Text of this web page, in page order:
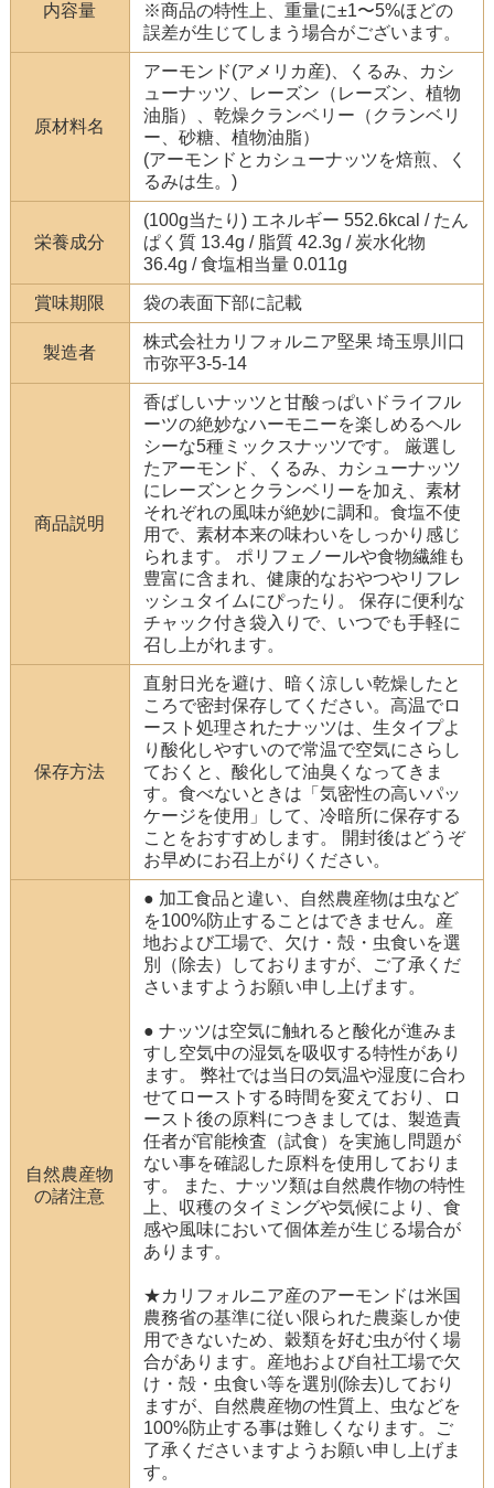
内容量
※商品の特性上、重量に±1〜5%ほどの
誤差が生じてしまう場合がございます。
原材料名
アーモンド(アメリカ産)、くるみ、カシ
ューナッツ、レーズン（レーズン、植物
油脂）、乾燥クランベリー（クランベリ
ー、砂糖、植物油脂）
(アーモンドとカシューナッツを焙煎、く
るみは生。)
栄養成分
(100g当たり) エネルギー 552.6kcal / たん
ぱく質 13.4g / 脂質 42.3g / 炭水化物
36.4g / 食塩相当量 0.011g
賞味期限 袋の表面下部に記載
製造者
株式会社カリフォルニア堅果 埼玉県川口
市弥平3-5-14
商品説明
香ばしいナッツと甘酸っぱいドライフル
ーツの絶妙なハーモニーを楽しめるヘル
シーな5種ミックスナッツです。 厳選し
たアーモンド、くるみ、カシューナッツ
にレーズンとクランベリーを加え、素材
それぞれの風味が絶妙に調和。食塩不使
用で、素材本来の味わいをしっかり感じ
られます。 ポリフェノールや食物繊維も
豊富に含まれ、健康的なおやつやリフレ
ッシュタイムにぴったり。 保存に便利な
チャック付き袋入りで、いつでも手軽に
召し上がれます。
保存方法
直射日光を避け、暗く涼しい乾燥したと
ころで密封保存してください。高温でロ
ースト処理されたナッツは、生タイプよ
り酸化しやすいので常温で空気にさらし
ておくと、酸化して油臭くなってきま
す。食べないときは「気密性の高いパッ
ケージを使用」して、冷暗所に保存する
ことをおすすめします。 開封後はどうぞ
お早めにお召上がりください。
自然農産物
の諸注意
● 加工食品と違い、自然農産物は虫など
を100%防止することはできません。産
地および工場で、欠け・殻・虫食いを選
別（除去）しておりますが、ご了承くだ
さいますようお願い申し上げます。
● ナッツは空気に触れると酸化が進みま
すし空気中の湿気を吸収する特性があり
ます。 弊社では当日の気温や湿度に合わ
せてローストする時間を変えており、ロ
ースト後の原料につきましては、製造責
任者が官能検査（試食）を実施し問題が
ない事を確認した原料を使用しておりま
す。 また、ナッツ類は自然農作物の特性
上、収穫のタイミングや気候により、食
感や風味において個体差が生じる場合が
あります。
★カリフォルニア産のアーモンドは米国
農務省の基準に従い限られた農薬しか使
用できないため、穀類を好む虫が付く場
合があります。産地および自社工場で欠
け・殻・虫食い等を選別(除去)しており
ますが、自然農産物の性質上、虫などを
100%防止する事は難しくなります。ご
了承くださいますようお願い申し上げま
す。